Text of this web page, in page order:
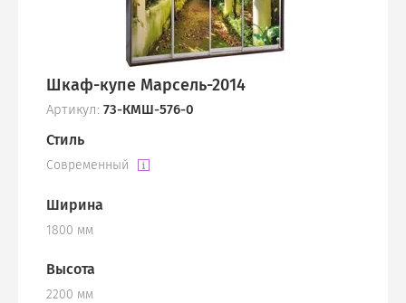
Шкаф-купе Марсель-2014
Артикул: 73-КМШ-576-0
Стиль
Современный
Ширина
1800 мм
Высота
2200 мм